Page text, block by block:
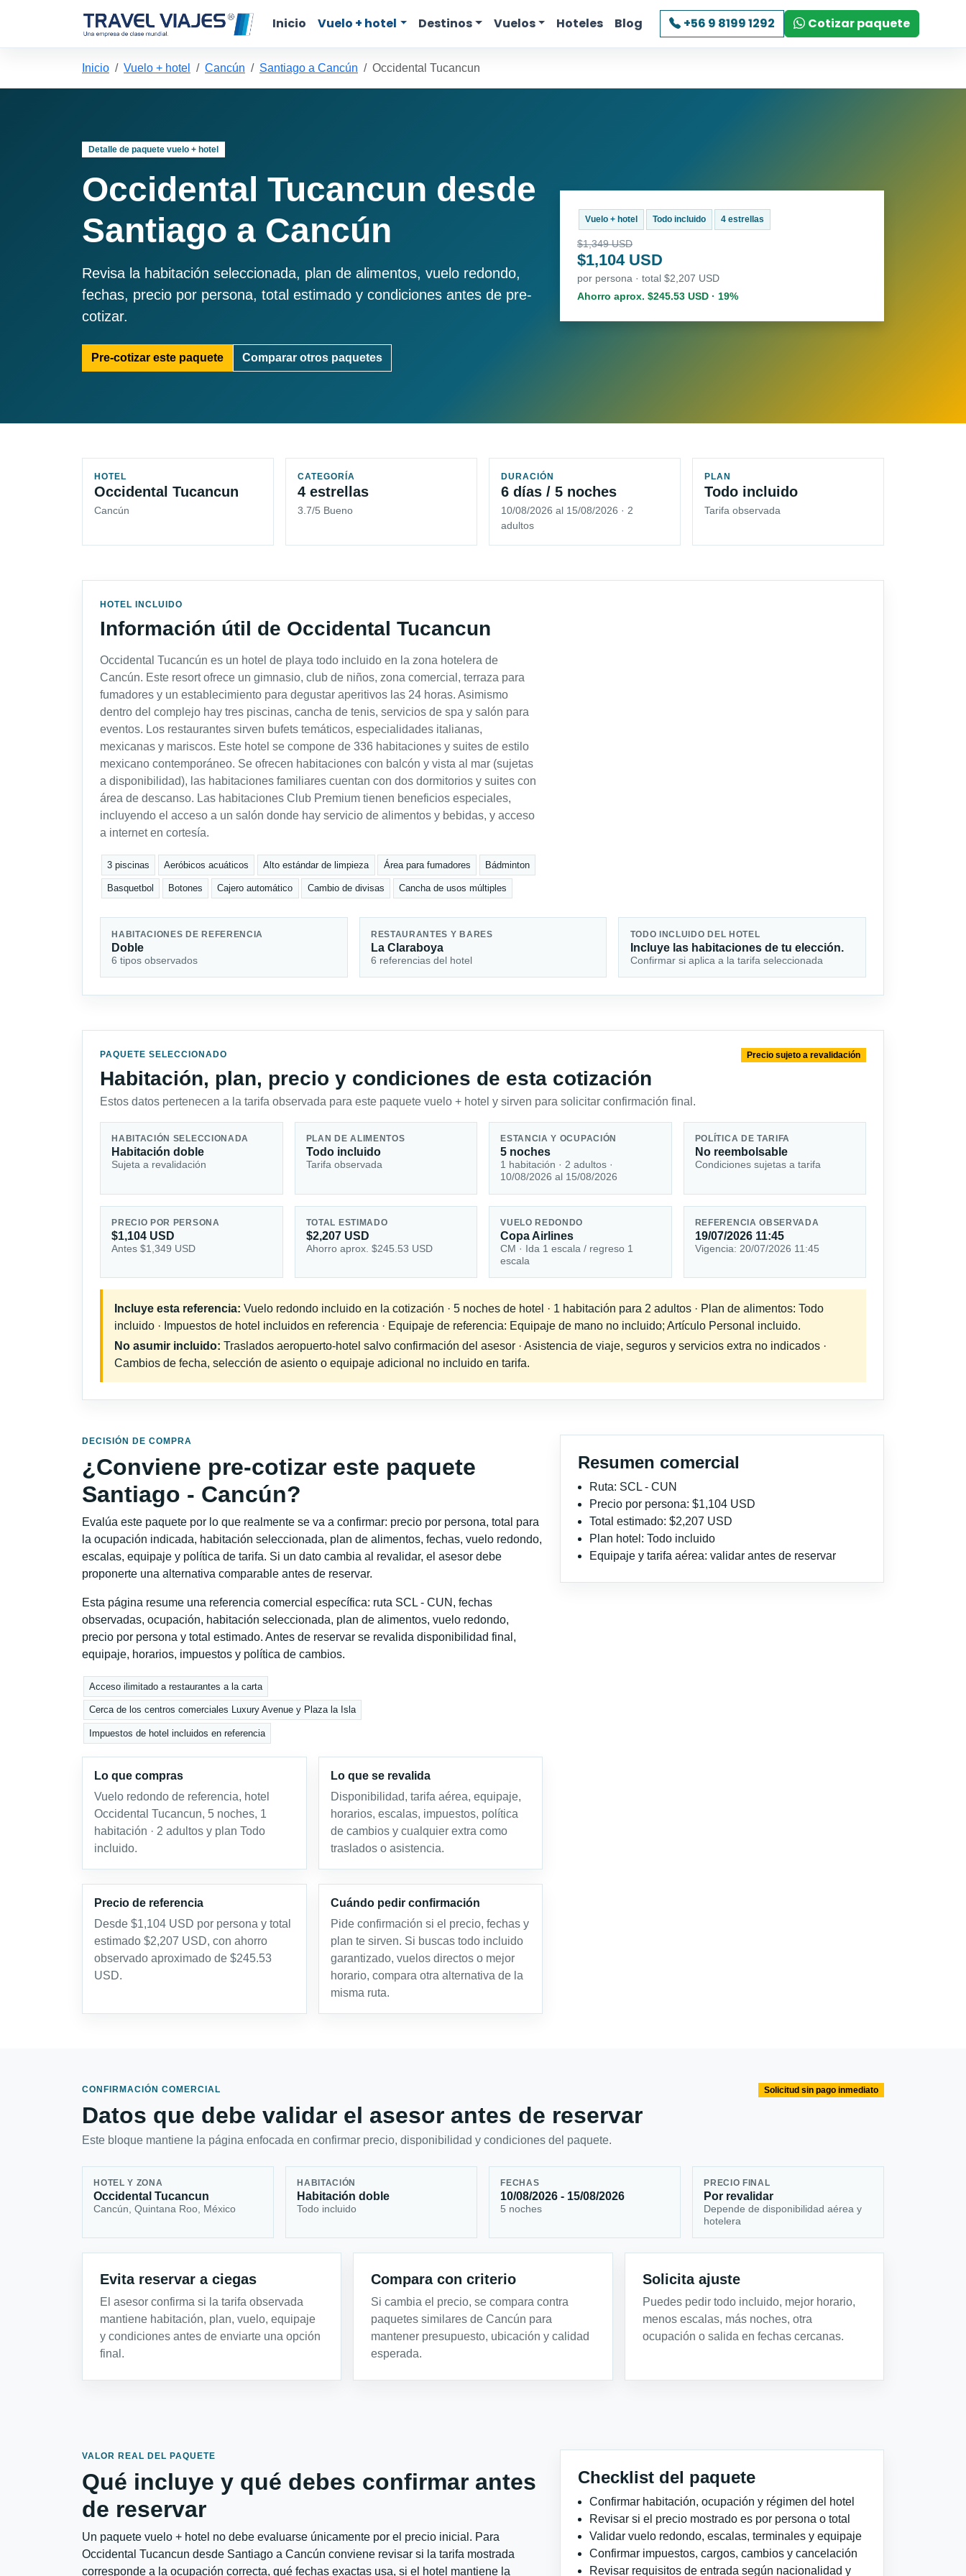
Inicio Vuelo + hotel Destinos Vuelos Hoteles Blog +56 9 8199 1292 Cotizar paquete
Inicio Vuelo + hotel Cancún Santiago a Cancún Occidental Tucancun
Detalle de paquete vuelo + hotel
Occidental Tucancun desde
Santiago a Cancún
Revisa la habitación seleccionada, plan de alimentos, vuelo redondo,
fechas, precio por persona, total estimado y condiciones antes de pre-
cotizar.
Pre-cotizar este paquete Comparar otros paquetes
Vuelo + hotel Todo incluido 4 estrellas
$1,349 USD
$1,104 USD
por persona · total $2,207 USD
Ahorro aprox. $245.53 USD · 19%
HOTEL
Occidental Tucancun
Cancún
CATEGORÍA
4 estrellas
3.7/5 Bueno
DURACIÓN
6 días / 5 noches
10/08/2026 al 15/08/2026 · 2
adultos
PLAN
Todo incluido
Tarifa observada
HOTEL INCLUIDO
Información útil de Occidental Tucancun
Occidental Tucancún es un hotel de playa todo incluido en la zona hotelera de
Cancún. Este resort ofrece un gimnasio, club de niños, zona comercial, terraza para
fumadores y un establecimiento para degustar aperitivos las 24 horas. Asimismo
dentro del complejo hay tres piscinas, cancha de tenis, servicios de spa y salón para
eventos. Los restaurantes sirven bufets temáticos, especialidades italianas,
mexicanas y mariscos. Este hotel se compone de 336 habitaciones y suites de estilo
mexicano contemporáneo. Se ofrecen habitaciones con balcón y vista al mar (sujetas
a disponibilidad), las habitaciones familiares cuentan con dos dormitorios y suites con
área de descanso. Las habitaciones Club Premium tienen beneficios especiales,
incluyendo el acceso a un salón donde hay servicio de alimentos y bebidas, y acceso
a internet en cortesía.
3 piscinas Aeróbicos acuáticos Alto estándar de limpieza Área para fumadores Bádminton
Basquetbol Botones Cajero automático Cambio de divisas Cancha de usos múltiples
HABITACIONES DE REFERENCIA
Doble
6 tipos observados
RESTAURANTES Y BARES
La Claraboya
6 referencias del hotel
TODO INCLUIDO DEL HOTEL
Incluye las habitaciones de tu elección.
Confirmar si aplica a la tarifa seleccionada
PAQUETE SELECCIONADO
Habitación, plan, precio y condiciones de esta cotización
Estos datos pertenecen a la tarifa observada para este paquete vuelo + hotel y sirven para solicitar confirmación final.
Precio sujeto a revalidación
HABITACIÓN SELECCIONADA
Habitación doble
Sujeta a revalidación
PLAN DE ALIMENTOS
Todo incluido
Tarifa observada
ESTANCIA Y OCUPACIÓN
5 noches
1 habitación · 2 adultos ·
10/08/2026 al 15/08/2026
POLÍTICA DE TARIFA
No reembolsable
Condiciones sujetas a tarifa
PRECIO POR PERSONA
$1,104 USD
Antes $1,349 USD
TOTAL ESTIMADO
$2,207 USD
Ahorro aprox. $245.53 USD
VUELO REDONDO
Copa Airlines
CM · Ida 1 escala / regreso 1
escala
REFERENCIA OBSERVADA
19/07/2026 11:45
Vigencia: 20/07/2026 11:45
Incluye esta referencia: Vuelo redondo incluido en la cotización · 5 noches de hotel · 1 habitación para 2 adultos · Plan de alimentos: Todo
incluido · Impuestos de hotel incluidos en referencia · Equipaje de referencia: Equipaje de mano no incluido; Artículo Personal incluido.
No asumir incluido: Traslados aeropuerto-hotel salvo confirmación del asesor · Asistencia de viaje, seguros y servicios extra no indicados ·
Cambios de fecha, selección de asiento o equipaje adicional no incluido en tarifa.
DECISIÓN DE COMPRA
¿Conviene pre-cotizar este paquete
Santiago - Cancún?
Evalúa este paquete por lo que realmente se va a confirmar: precio por persona, total para
la ocupación indicada, habitación seleccionada, plan de alimentos, fechas, vuelo redondo,
escalas, equipaje y política de tarifa. Si un dato cambia al revalidar, el asesor debe
proponerte una alternativa comparable antes de reservar.
Esta página resume una referencia comercial específica: ruta SCL - CUN, fechas
observadas, ocupación, habitación seleccionada, plan de alimentos, vuelo redondo,
precio por persona y total estimado. Antes de reservar se revalida disponibilidad final,
equipaje, horarios, impuestos y política de cambios.
Acceso ilimitado a restaurantes a la carta
Cerca de los centros comerciales Luxury Avenue y Plaza la Isla
Impuestos de hotel incluidos en referencia
Lo que compras
Vuelo redondo de referencia, hotel
Occidental Tucancun, 5 noches, 1
habitación · 2 adultos y plan Todo
incluido.
Lo que se revalida
Disponibilidad, tarifa aérea, equipaje,
horarios, escalas, impuestos, política
de cambios y cualquier extra como
traslados o asistencia.
Precio de referencia
Desde $1,104 USD por persona y total
estimado $2,207 USD, con ahorro
observado aproximado de $245.53
USD.
Cuándo pedir confirmación
Pide confirmación si el precio, fechas y
plan te sirven. Si buscas todo incluido
garantizado, vuelos directos o mejor
horario, compara otra alternativa de la
misma ruta.
Resumen comercial
Ruta: SCL - CUN
Precio por persona: $1,104 USD
Total estimado: $2,207 USD
Plan hotel: Todo incluido
Equipaje y tarifa aérea: validar antes de reservar
CONFIRMACIÓN COMERCIAL
Datos que debe validar el asesor antes de reservar
Este bloque mantiene la página enfocada en confirmar precio, disponibilidad y condiciones del paquete.
Solicitud sin pago inmediato
HOTEL Y ZONA
Occidental Tucancun
Cancún, Quintana Roo, México
HABITACIÓN
Habitación doble
Todo incluido
FECHAS
10/08/2026 - 15/08/2026
5 noches
PRECIO FINAL
Por revalidar
Depende de disponibilidad aérea y
hotelera
Evita reservar a ciegas
El asesor confirma si la tarifa observada
mantiene habitación, plan, vuelo, equipaje
y condiciones antes de enviarte una opción
final.
Compara con criterio
Si cambia el precio, se compara contra
paquetes similares de Cancún para
mantener presupuesto, ubicación y calidad
esperada.
Solicita ajuste
Puedes pedir todo incluido, mejor horario,
menos escalas, más noches, otra
ocupación o salida en fechas cercanas.
VALOR REAL DEL PAQUETE
Qué incluye y qué debes confirmar antes
de reservar
Un paquete vuelo + hotel no debe evaluarse únicamente por el precio inicial. Para
Occidental Tucancun desde Santiago a Cancún conviene revisar si la tarifa mostrada
corresponde a la ocupación correcta, qué fechas exactas usa, si el hotel mantiene la
Checklist del paquete
Confirmar habitación, ocupación y régimen del hotel
Revisar si el precio mostrado es por persona o total
Validar vuelo redondo, escalas, terminales y equipaje
Confirmar impuestos, cargos, cambios y cancelación
Revisar requisitos de entrada según nacionalidad y